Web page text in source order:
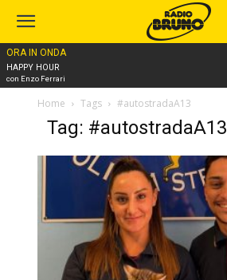
ORA IN ONDA
HAPPY HOUR
con Enzo Ferrari
Home Tags #autostradaA13
Tag: #autostradaA13